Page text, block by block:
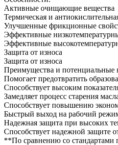
Активные очищающие вещества
Термическая и
Улучшенные фрикционные
Эффективные
Эффективные
Защита от износа
Защита от износа
Преимущества и потенциальные
Помогает предотвратить
Способствует высоким
Замедляет процесс старения
Способствует повышению
Быстрый выход на рабочий
Надежная защита при высоких
Способствует надежной защите
**По сравнению со стандартами